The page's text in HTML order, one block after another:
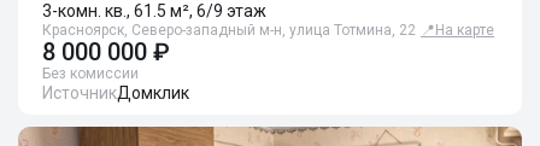
3-комн. кв., 61.5 м², 6/9 этаж
Красноярск, Северо-западный м-н, улица Тотмина, 22 📍 На карте
8 000 000 ₽
Без комиссии
ИсточникДомклик